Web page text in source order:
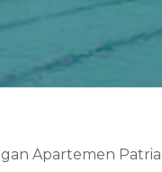
Apartemen